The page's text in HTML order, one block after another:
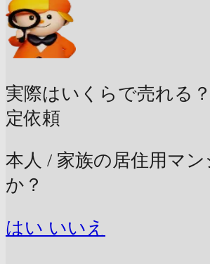
実際はいくらで売れる？
定依頼
本人 / 家族の居住用マ
か？
はい いいえ